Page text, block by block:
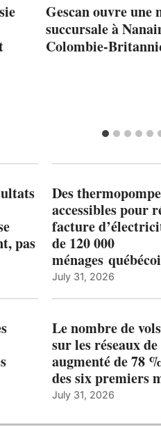
Gescan ouvre une
succursale à
Colombie-
pas
Des
accessibles pour
facture
de 120 000
ménages
July 31, 2026
Le nombre de
sur les réseaux
augmenté de 78
des six premiers
July 31, 2026